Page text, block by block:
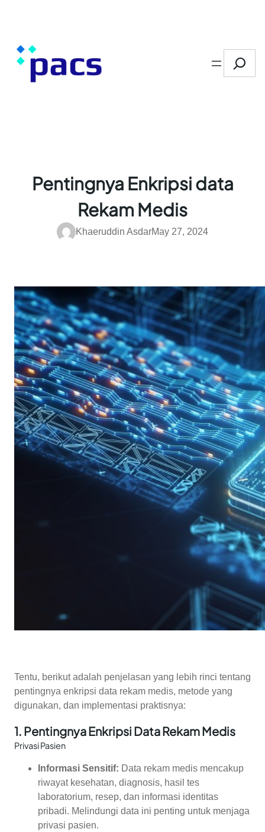
Search
Pentingnya Enkripsi data
Rekam Medis
Khaeruddin AsdarMay 27, 2024
Tentu, berikut adalah penjelasan yang lebih rinci tentang
pentingnya enkripsi data rekam medis, metode yang
digunakan, dan implementasi praktisnya:
1. Pentingnya Enkripsi Data Rekam Medis
Privasi Pasien
Informasi Sensitif: Data rekam medis mencakup
riwayat kesehatan, diagnosis, hasil tes
laboratorium, resep, dan informasi identitas
pribadi. Melindungi data ini penting untuk menjaga
privasi pasien.